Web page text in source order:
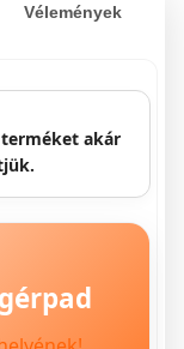
Vélemények
akár